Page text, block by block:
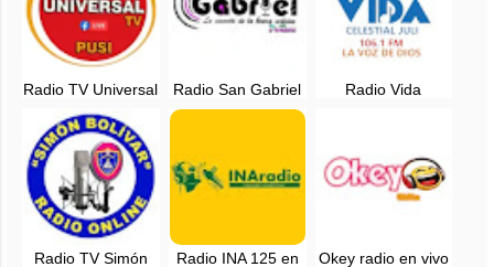
Radio TV Universal
Huancane, Puno
Radio San Gabriel
en vivo - Putina,
Radio Vida
Radio TV Simón
Radio INA 125 en
Okey radio en vivo